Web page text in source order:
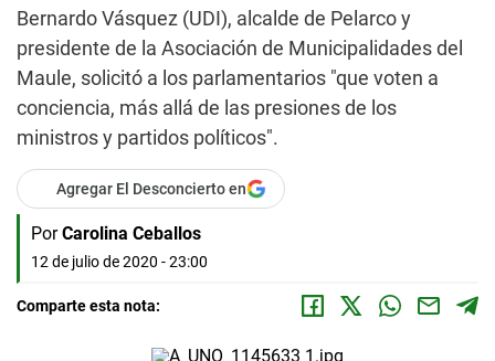
Bernardo Vásquez (UDI), alcalde de Pelarco y
presidente de la Asociación de Municipalidades del
Maule, solicitó a los parlamentarios "que voten a
conciencia, más allá de las presiones de los
ministros y partidos políticos".
Agregar El Desconcierto en
Por Carolina Ceballos
12 de julio de 2020 - 23:00
Comparte esta nota: